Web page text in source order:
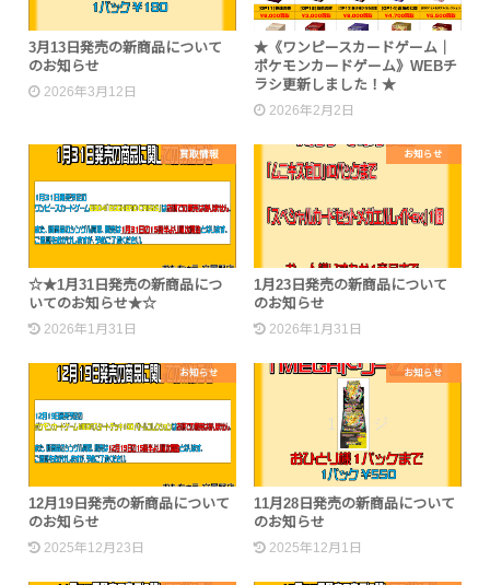
3月13日発売の新商品について
のお知らせ
2026年3月12日
★《ワンピースカードゲーム｜
ポケモンカードゲーム》WEBチ
ラシ更新しました！★
2026年2月2日
買取情報
☆★1月31日発売の新商品につ
いてのお知らせ★☆
2026年1月31日
お知らせ
1月23日発売の新商品について
のお知らせ
2026年1月31日
お知らせ
12月19日発売の新商品について
のお知らせ
2025年12月23日
お知らせ
11月28日発売の新商品について
のお知らせ
2025年12月1日